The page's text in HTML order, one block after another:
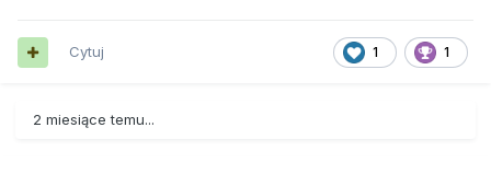
1 1
Cytuj
2 miesiące temu...